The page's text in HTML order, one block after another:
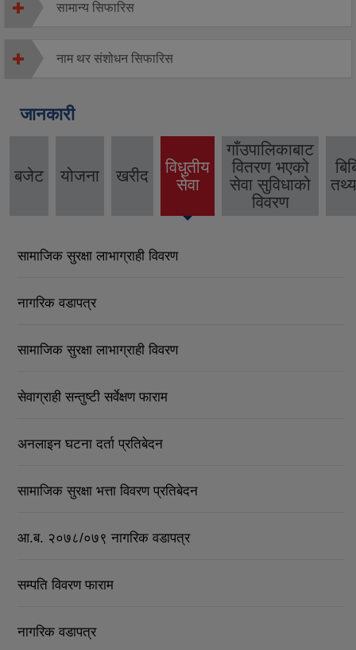
सामान्य सिफारिस
नाम थर संशोधन सिफारिस
जानकारी
बजेट योजना खरीद
विधुतीय
सेवा
(active
गाँउपालिकाबाट
वितरण भएको
सेवा सुविधाको
विवरण
सामाजिक सुरक्षा लाभाग्राही विवरण
नागरिक वडापत्र
सामाजिक सुरक्षा लाभाग्राही विवरण
सेवाग्राही सन्तुष्टी सर्वेक्षण फाराम
अनलाइन घटना दर्ता प्रतिबेदन
सामाजिक सुरक्षा भत्ता विवरण प्रतिबेदन
आ.ब. २०७८/०७९ नागरिक वडापत्र
सम्पति विवरण फाराम
नागरिक वडापत्र